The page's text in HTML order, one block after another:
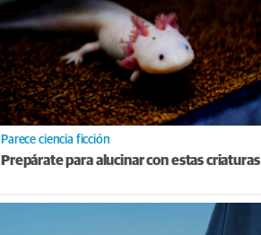
Parece ciencia ficción
Prepárate para alucinar con estas criaturas